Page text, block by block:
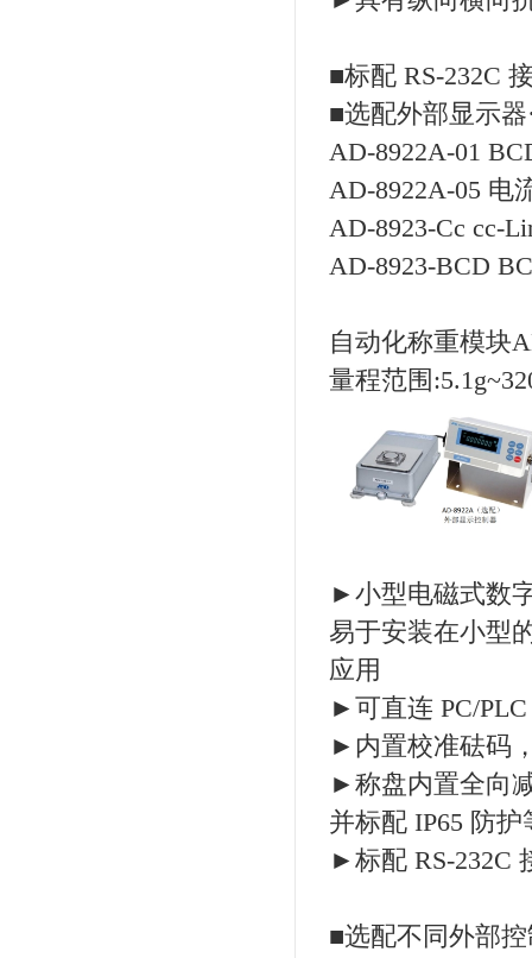
■标配 RS-232C
■选配外部显示器
AD-8922A-01
AD-8922A-05 电
AD-8923-Cc cc-
AD-8923-BCD
自动化称重模块
量程范围
►小型电磁式数
易于安装在小型
应用
►可直连 PC/PLC
►内置校准砝码
►称盘内置全向
并标配 IP65 防
►标配 RS-232C
■选配不同外部